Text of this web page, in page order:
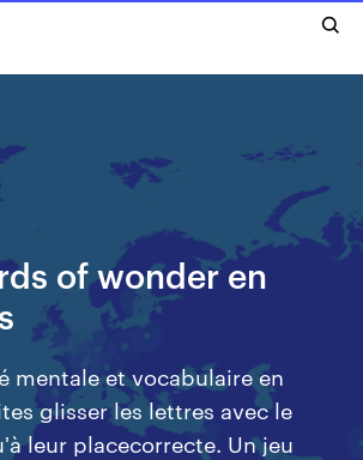
of wonder en
mentale et vocabulaire en
glisser les lettres avec le
leur placecorrecte. Un jeu